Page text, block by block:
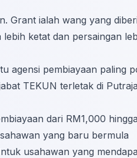
Grant ialah wang yang
ketat dan persaingan
agensi pembiayaan paling
TEKUN terletak di
dari RM1,000
yang baru bermula
usahawan yang